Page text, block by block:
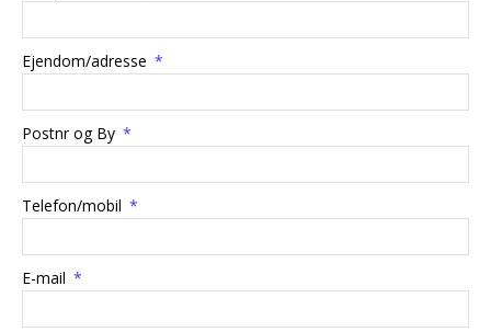
Ejendom/adresse
Postnr og By
Telefon/mobil
E-mail